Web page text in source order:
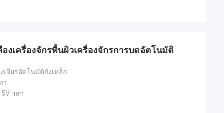
องเครื่องจักรพื้นผิวเครื่องจักรการบดอัตโนมัติ
เจียรอัตโนมัติถังเหล็ก
า
ฯลฯ